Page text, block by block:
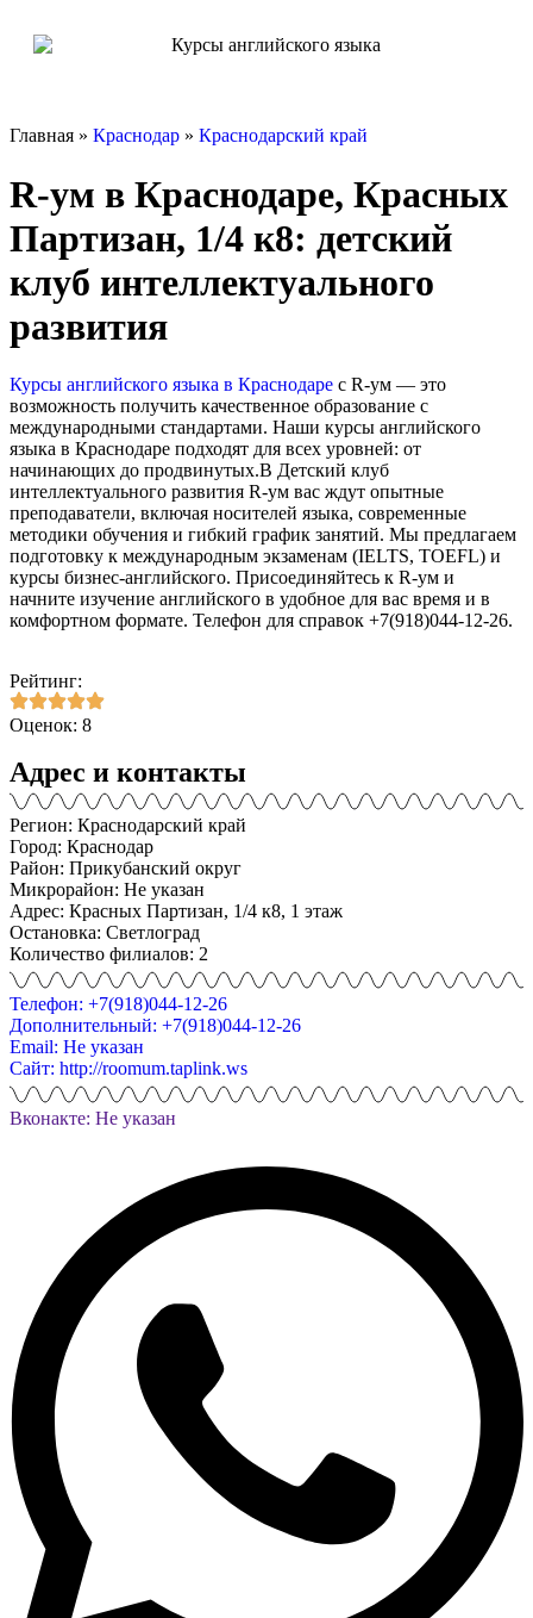
Главная » Краснодар » Краснодарский край
R-ум в Краснодаре, Красных
Партизан, 1/4 к8: детский
клуб интеллектуального
развития
Курсы английского языка в Краснодаре с R-ум — это
возможность получить качественное образование с
международными стандартами. Наши курсы английского
языка в Краснодаре подходят для всех уровней: от
начинающих до продвинутых.В Детский клуб
интеллектуального развития R-ум вас ждут опытные
преподаватели, включая носителей языка, современные
методики обучения и гибкий график занятий. Мы предлагаем
подготовку к международным экзаменам (IELTS, TOEFL) и
курсы бизнес-английского. Присоединяйтесь к R-ум и
начните изучение английского в удобное для вас время и в
комфортном формате. Телефон для справок +7(918)044-12-26.
Рейтинг:
Оценок: 8
Адрес и контакты
Регион: Краснодарский край
Город: Краснодар
Район: Прикубанский округ
Микрорайон: Не указан
Адрес: Красных Партизан, 1/4 к8, 1 этаж
Остановка: Светлоград
Количество филиалов: 2
Телефон: +7(918)044-12-26
Дополнительный: +7(918)044-12-26
Email: Не указан
Сайт: http://roomum.taplink.ws
Вконакте: Не указан